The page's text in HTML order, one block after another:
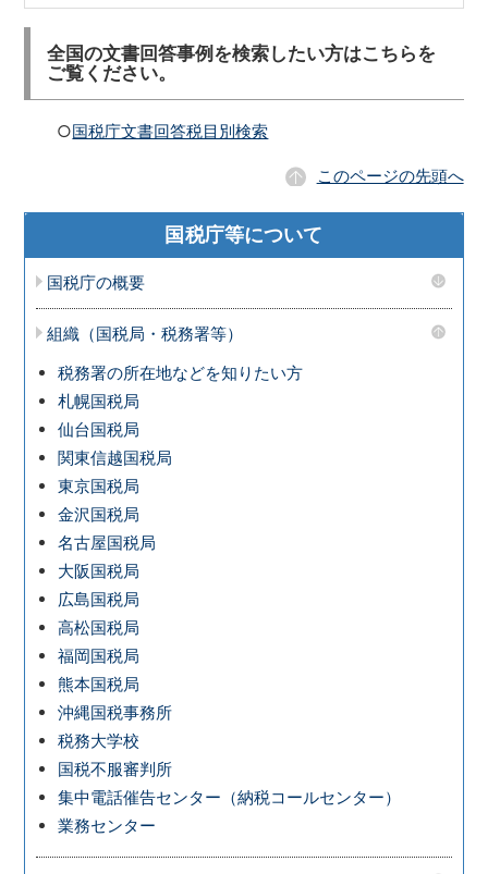
全国の文書回答事例を検索したい方はこちらを
ご覧ください。
○国税庁文書回答税目別検索
このページの先頭へ
国税庁等について
国税庁の概要
組織（国税局・税務署等）
税務署の所在地などを知りたい方
札幌国税局
仙台国税局
関東信越国税局
東京国税局
金沢国税局
名古屋国税局
大阪国税局
広島国税局
高松国税局
福岡国税局
熊本国税局
沖縄国税事務所
税務大学校
国税不服審判所
集中電話催告センター（納税コールセンター）
業務センター